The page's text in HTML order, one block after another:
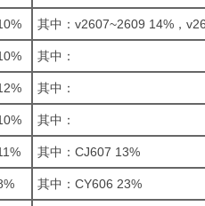
其中：v2607~2609 14%，
其中：
其中：
其中：
其中：CJ607 13%
其中：CY606 23%